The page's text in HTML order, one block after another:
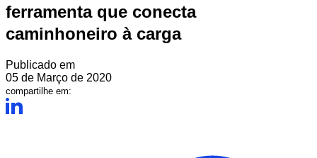
ferramenta que conecta
caminhoneiro à carga
Publicado em
05 de Março de 2020
compartilhe em: